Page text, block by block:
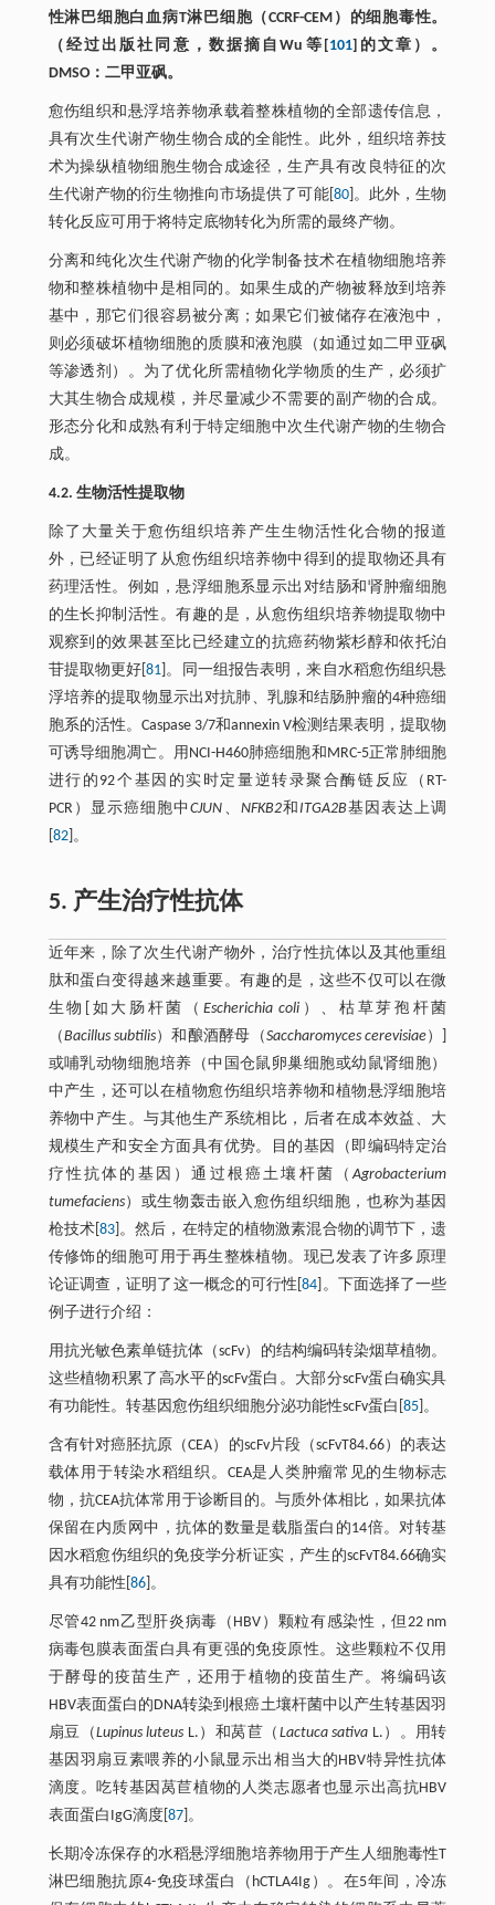
性淋巴细胞白血病T淋巴细胞（CCRF-CEM）的细胞毒性。
（经过出版社同意，数据摘自Wu等[101]的文章）。
DMSO：二甲亚砜。
愈伤组织和悬浮培养物承载着整株植物的全部遗传信息，
具有次生代谢产物生物合成的全能性。此外，组织培养技
术为操纵植物细胞生物合成途径，生产具有改良特征的次
生代谢产物的衍生物推向市场提供了可能[ 80]。此外，生物
转化反应可用于将特定底物转化为所需的最终产物。
分离和纯化次生代谢产物的化学制备技术在植物细胞培养
物和整株植物中是相同的。如果生成的产物被释放到培养
基中，那它们很容易被分离；如果它们被储存在液泡中，
则必须破坏植物细胞的质膜和液泡膜（如通过如二甲亚砜
等渗透剂）。为了优化所需植物化学物质的生产，必须扩
大其生物合成规模，并尽量减少不需要的副产物的合成。
形态分化和成熟有利于特定细胞中次生代谢产物的生物合
成。
4.2. 生物活性提取物
除了大量关于愈伤组织培养产生生物活性化合物的报道
外，已经证明了从愈伤组织培养物中得到的提取物还具有
药理活性。例如，悬浮细胞系显示出对结肠和肾肿瘤细胞
的生长抑制活性。有趣的是，从愈伤组织培养物提取物中
观察到的效果甚至比已经建立的抗癌药物紫杉醇和依托泊
苷提取物更好[81 ]。同一组报告表明，来自水稻愈伤组织悬
浮培养的提取物显示出对抗肺、乳腺和结肠肿瘤的4种癌细
胞系的活性。Caspase 3/7和annexin V检测结果表明，提取物
可诱导细胞凋亡。用NCI-H460肺癌细胞和MRC-5正常肺细胞
进行的92个基因的实时定量逆转录聚合酶链反应（RT-
PCR）显示癌细胞中CJUN 、 NFKB2和 ITGA2B基因表达上调
82]。
5. 产生治疗性抗体
近年来，除了次生代谢产物外，治疗性抗体以及其他重组
肽和蛋白变得越来越重要。有趣的是，这些不仅可以在微
生物[如大肠杆菌（ Escherichia coli ）、枯草芽孢杆菌
（Bacillus subtilis）和酿酒酵母（Saccharomyces cerevisiae）]
或哺乳动物细胞培养（中国仓鼠卵巢细胞或幼鼠肾细胞）
中产生，还可以在植物愈伤组织培养物和植物悬浮细胞培
养物中产生。与其他生产系统相比，后者在成本效益、大
规模生产和安全方面具有优势。目的基因（即编码特定治
疗性抗体的基因）通过根癌土壤杆菌（Agrobacterium
tumefaciens）或生物轰击嵌入愈伤组织细胞，也称为基因
枪技术[ 83]。然后，在特定的植物激素混合物的调节下，遗
传修饰的细胞可用于再生整株植物。现已发表了许多原理
论证调查，证明了这一概念的可行性[84 ]。下面选择了一些
例子进行介绍：
用抗光敏色素单链抗体（scFv）的结构编码转染烟草植物。
这些植物积累了高水平的scFv蛋白。大部分scFv蛋白确实具
有功能性。转基因愈伤组织细胞分泌功能性scFv蛋白[ 85]。
含有针对癌胚抗原（CEA）的scFv片段（scFvT84.66）的表达
载体用于转染水稻组织。CEA是人类肿瘤常见的生物标志
物，抗CEA抗体常用于诊断目的。与质外体相比，如果抗体
保留在内质网中，抗体的数量是载脂蛋白的14倍。对转基
因水稻愈伤组织的免疫学分析证实，产生的scFvT84.66确实
具有功能性[ 86]。
尽管42 nm乙型肝炎病毒（HBV）颗粒有感染性，但22 nm
病毒包膜表面蛋白具有更强的免疫原性。这些颗粒不仅用
于酵母的疫苗生产，还用于植物的疫苗生产。将编码该
HBV表面蛋白的DNA转染到根癌土壤杆菌中以产生转基因羽
扇豆（Lupinus luteus L.）和莴苣（ Lactuca sativa L.）。用转
基因羽扇豆素喂养的小鼠显示出相当大的HBV特异性抗体
滴度。吃转基因莴苣植物的人类志愿者也显示出高抗HBV
表面蛋白IgG滴度[ 87]。
长期冷冻保存的水稻悬浮细胞培养物用于产生人细胞毒性T
淋巴细胞抗原4-免疫球蛋白（hCTLA4Ig）。在5年间，冷冻